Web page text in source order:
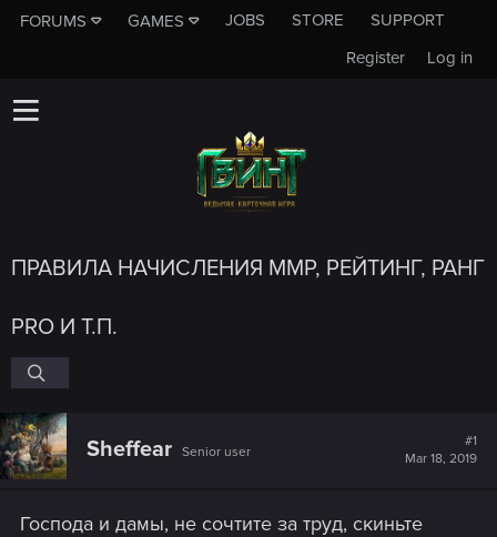
FORUMS GAMES JOBS STORE
SUPPORT
Log in
Register
ПРАВИЛА НАЧИСЛЕНИЯ ММР, РЕЙТИНГ, РАНГ
PRO И Т.П.
Sheffear Senior user
#1
Mar 18, 2019
Господа и дамы, не сочтите за труд, скиньте